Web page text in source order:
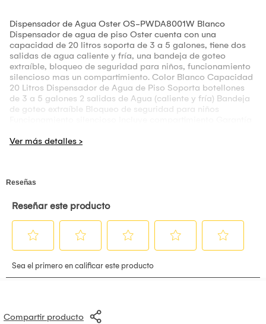
Dispensador de Agua Oster OS-PWDA8001W Blanco
Dispensador de agua de piso Oster cuenta con una
capacidad de 20 litros soporta de 3 a 5 galones, tiene dos
salidas de agua caliente y fría, una bandeja de goteo
extraíble, bloqueo de seguridad para niños, funcionamiento
silencioso mas un compartimiento. Color Blanco Capacidad
20 Litros Dispensador de Agua de Piso Soporta botellones
de 3 a 5 galones 2 salidas de Agua (caliente y fría) Bandeja
de goteo extraíble Bloqueo de seguridad para niños
Compartir producto